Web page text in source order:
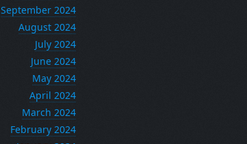
September 2024
August 2024
July 2024
June 2024
May 2024
April 2024
March 2024
February 2024